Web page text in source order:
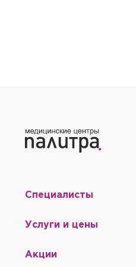
Специалисты
Услуги и цены
Акции